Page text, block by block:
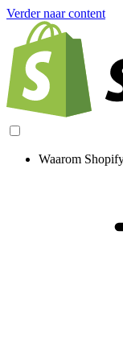
Verder naar content
Waarom